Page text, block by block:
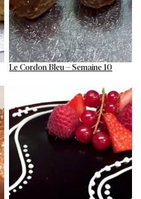
Le Cordon Bleu – Semaine 10